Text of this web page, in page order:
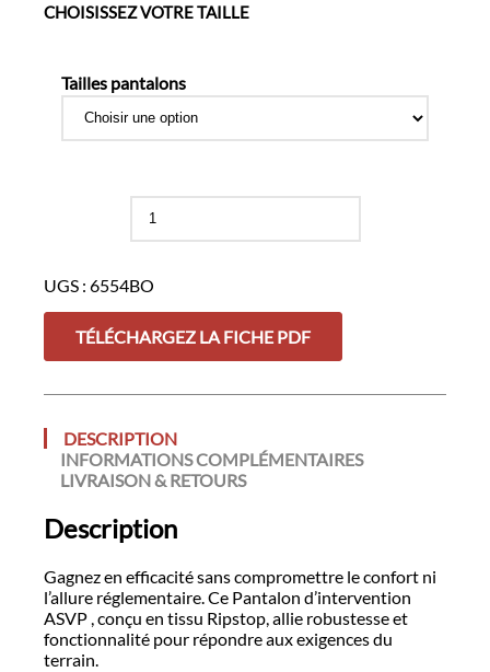
CHOISISSEZ VOTRE TAILLE
Tailles pantalons
quantité
Pantalon
ASVP
UGS : 6554BO
TÉLÉCHARGEZ LA FICHE PDF
DESCRIPTION
INFORMATIONS COMPLÉMENTAIRES
LIVRAISON & RETOURS
Description
Gagnez en efficacité sans compromettre le confort ni
l’allure réglementaire. Ce Pantalon d’intervention
ASVP , conçu en tissu Ripstop, allie robustesse et
fonctionnalité pour répondre aux exigences du
terrain.